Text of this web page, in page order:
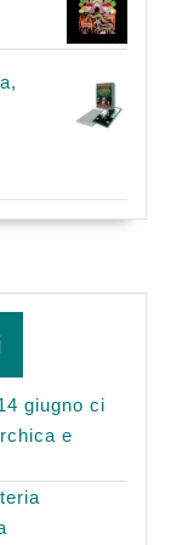
giugno ci
e